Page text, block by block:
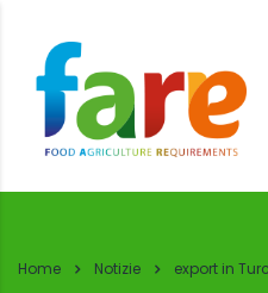
Home Notizie export in